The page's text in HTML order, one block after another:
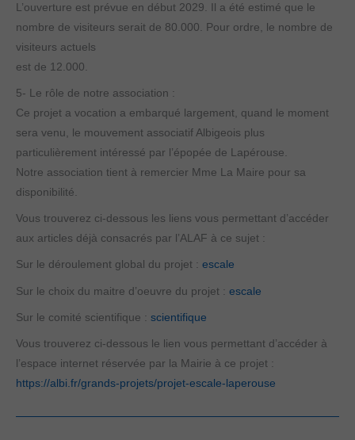
L’ouverture est prévue en début 2029. Il a été estimé que le
nombre de visiteurs serait de 80.000. Pour ordre, le nombre de
visiteurs actuels
est de 12.000.
5- Le rôle de notre association :
Ce projet a vocation a embarqué largement, quand le moment
sera venu, le mouvement associatif Albigeois plus
particulièrement intéressé par l’épopée de Lapérouse.
Notre association tient à remercier Mme La Maire pour sa
disponibilité.
Vous trouverez ci-dessous les liens vous permettant d’accéder
aux articles déjà consacrés par l’ALAF à ce sujet :
Sur le déroulement global du projet : escale
Sur le choix du maitre d’oeuvre du projet : escale
Sur le comité scientifique : scientifique
Vous trouverez ci-dessous le lien vous permettant d’accéder à
l’espace internet réservée par la Mairie à ce projet :
https://albi.fr/grands-projets/projet-escale-laperouse